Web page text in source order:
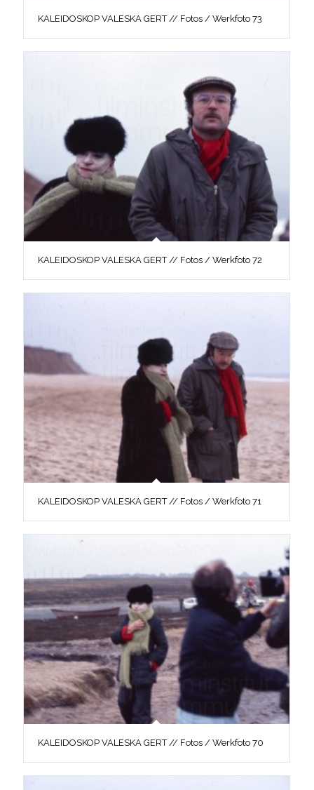
KALEIDOSKOP VALESKA GERT // Fotos / Werkfoto 73
KALEIDOSKOP VALESKA GERT // Fotos / Werkfoto 72
KALEIDOSKOP VALESKA GERT // Fotos / Werkfoto 71
KALEIDOSKOP VALESKA GERT // Fotos / Werkfoto 70